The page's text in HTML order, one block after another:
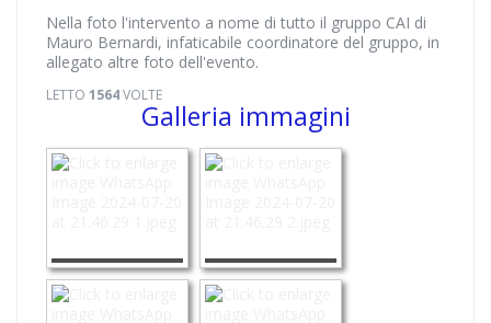
Nella foto l'intervento a nome di tutto il gruppo CAI di
Mauro Bernardi, infaticabile coordinatore del gruppo, in
allegato altre foto dell'evento.
LETTO 1564VOLTE
Galleria immagini